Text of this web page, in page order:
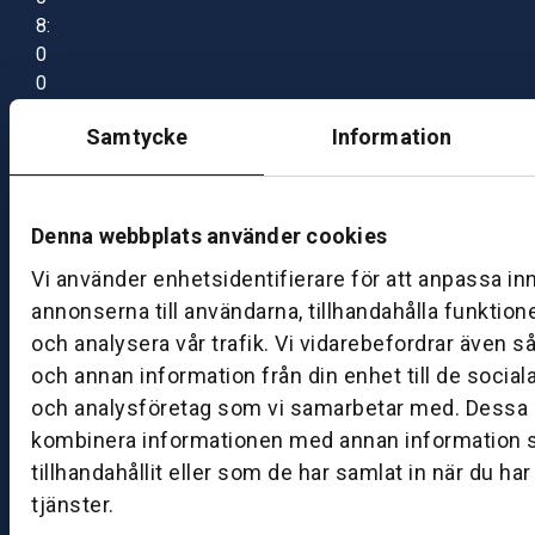
Samtycke Information
Denna webbplats använder cookies
Vi använder enhetsidentifierare för att anpassa
annonserna till användarna, tillhandahålla
och analysera vår trafik. Vi vidarebefordrar även
och annan information från din enhet till de
och analysföretag som vi samarbetar med. Dessa
kombinera informationen med annan information
tillhandahållit eller som de har samlat in när du
tjänster.
8:
0
0
7:
0
B
S
k
ö
v
d